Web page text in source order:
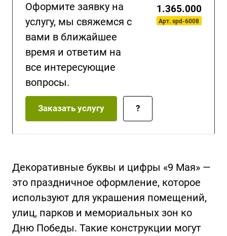
Оформите заявку на
услугу, мы свяжемся с
вами в ближайшее
время и ответим на
все интересующие
вопросы.
1.365.000
Арт. spd-6008
Заказать услугу ?
Декоративные буквы и цифры «9 Мая» —
это праздничное оформление, которое
используют для украшения помещений,
улиц, парков и мемориальных зон ко
Дню Победы. Такие конструкции могут